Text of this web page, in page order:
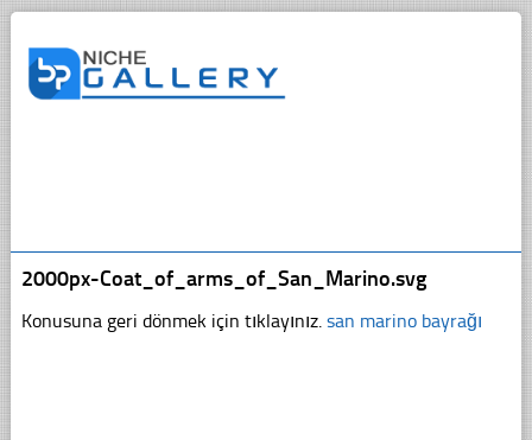
2000px-Coat_of_arms_of_San_Marino.svg
Konusuna geri dönmek için tıklayınız. san marino bayrağı